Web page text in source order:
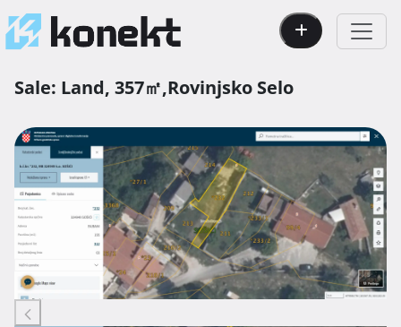
Sale: Land, 357㎡,Rovinjsko Selo